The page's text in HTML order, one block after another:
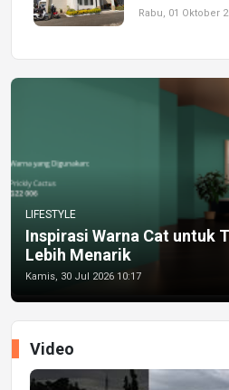
Rabu, 01 Oktober
LIFESTYLE
Inspirasi Warna Cat untuk
Lebih Menarik
Kamis, 30 Jul 2026 10:17
Video